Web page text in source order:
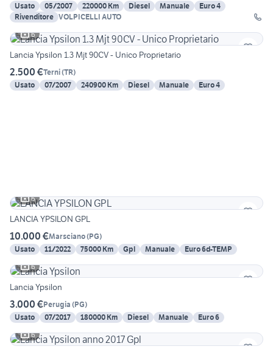
Usato
05/2007 220000 Km Diesel Manuale
Euro 4
Rivenditore VOLPICELLI AUTO
6
Lancia Ypsilon 1.3 Mjt 90CV - Unico Proprietario
2.500 €Terni(TR)
Usato
07/2007 240900 Km Diesel Manuale Euro 4
6
LANCIA YPSILON GPL
10.000 €Marsciano(PG)
Usato
11/2022 75000 Km Gpl Manuale
Euro 6d-TEMP
6
Lancia Ypsilon
3.000 €Perugia (PG)
Usato
07/2017 180000 Km Diesel Manuale
Euro 6
6